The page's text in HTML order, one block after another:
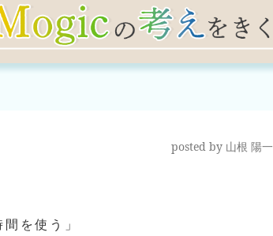
posted by 山根 陽一
を使う」